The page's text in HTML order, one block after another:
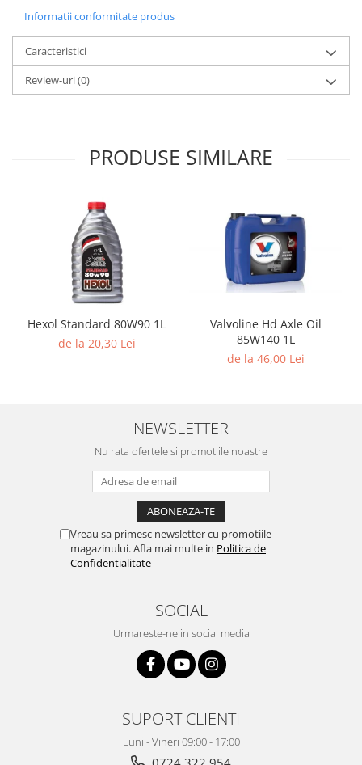
Informatii conformitate produs
Caracteristici
Review-uri(0)
PRODUSE SIMILARE
Hexol Standard 80W90 1L
de la 20,30 Lei
Valvoline Hd Axle Oil
85W140 1L
de la 46,00 Lei
NEWSLETTER
Nu rata ofertele si promotiile noastre
Vreau sa primesc newsletter cu promotiile
magazinului. Afla mai multe in Politica de
Confidentialitate
SOCIAL
Urmareste-ne in social media
SUPORT CLIENTI
Luni - Vineri 09:00 - 17:00